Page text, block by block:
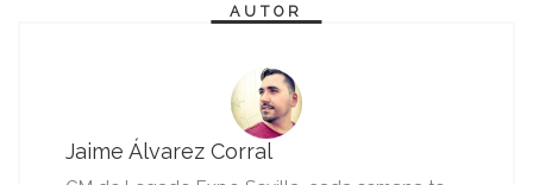
AUTOR
Jaime Álvarez Corral